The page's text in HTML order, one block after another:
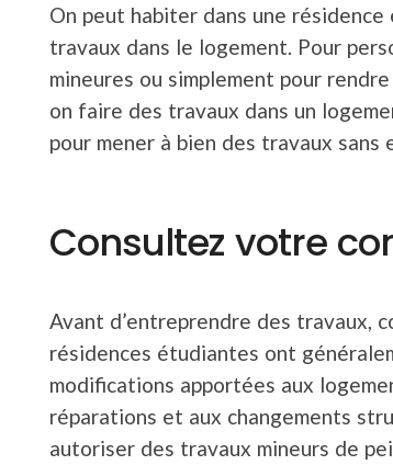
On peut habiter dans une
travaux dans le logement. Pour
mineures ou simplement pour
on faire des travaux dans un
pour mener à bien des travaux sans
Consultez votre
Avant d’entreprendre des travaux,
résidences étudiantes ont
modifications apportées aux
réparations et aux changements
autoriser des travaux mineurs de